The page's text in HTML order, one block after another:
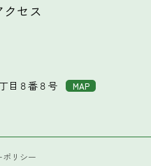
目８番８号 MAP
クセス
ポリシー